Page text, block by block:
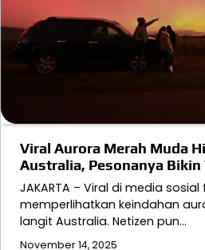
Viral Aurora Merah Muda
Australia, Pesonanya Bikin
JAKARTA – Viral di media
memperlihatkan keindahan
langit Australia. Netizen pun…
November 14, 2025